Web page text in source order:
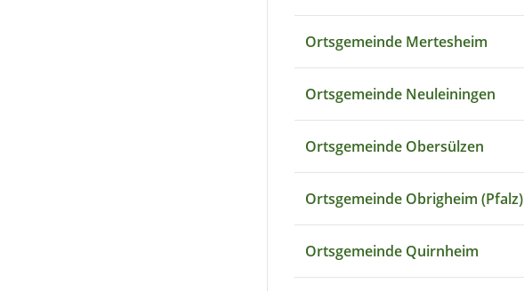
Ortsgemeinde Mertesheim
Ortsgemeinde Neuleiningen
Ortsgemeinde Obersülzen
Ortsgemeinde Obrigheim (Pfalz)
Ortsgemeinde Quirnheim